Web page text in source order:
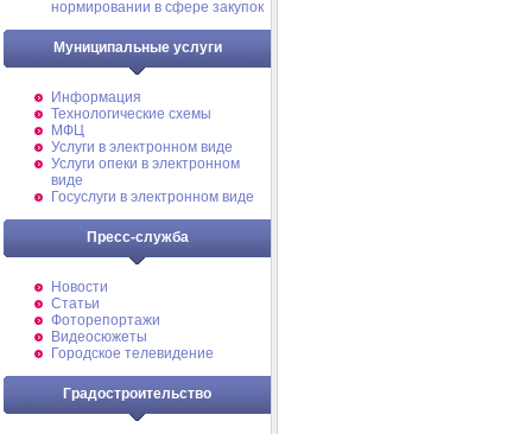
нормировании в сфере закупок
Муниципальные услуги
Информация
Технологические схемы
МФЦ
Услуги в электронном виде
Услуги опеки в электронном
виде
Госуслуги в электронном виде
Пресс-служба
Новости
Статьи
Фоторепортажи
Видеосюжеты
Городское телевидение
Градостроительство